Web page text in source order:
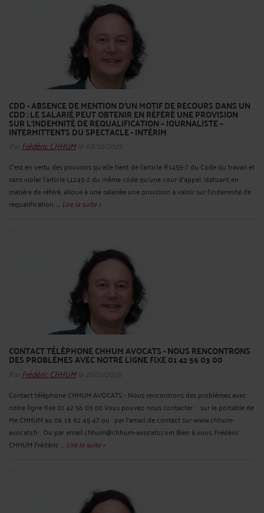
CDD - ABSENCE DE MENTION D’UN MOTIF DE RECOURS DANS UN
CDD : LE SALARIÉ PEUT OBTENIR EN RÉFÉRÉ UNE PROVISION
SUR L’INDEMNITÉ DE REQUALIFICATION – JOURNALISTE –
INTERMITTENTS DU SPECTACLE - INTÉRIM
Par Frédéric CHHUMle 08/12/2025
C’est en vertu des pouvoirs qu’elle tient de l’article R1455-7 du Code du travail et
sans violer l’article L1245-2 du même code qu’une cour d’appel, statuant en
matière de référé, alloue à une salariée une provision à valoir sur l’indemnité de
requalification, ... Lire la suite >
CONTACT TÉLÉPHONE CHHUM AVOCATS - NOUS RENCONTRONS
DES PROBLÈMES AVEC NOTRE LIGNE FIXE 01 42 56 03 00
Par Frédéric CHHUMle 20/11/2025
Contact téléphone CHHUM AVOCATS - Nous rencontrons des problèmes avec
notre ligne fixe 01 42 56 03 00 Vous pouvez nous contacter : . sur le portable de
Me CHHUM au 06 19 92 45 47 ou . par l’email de contact sur www.chhum-
avocats.fr . Ou par email chhum@chhum-avocats.com Bien à vous, Frédéric
CHHUM Frédéric ... Lire la suite >